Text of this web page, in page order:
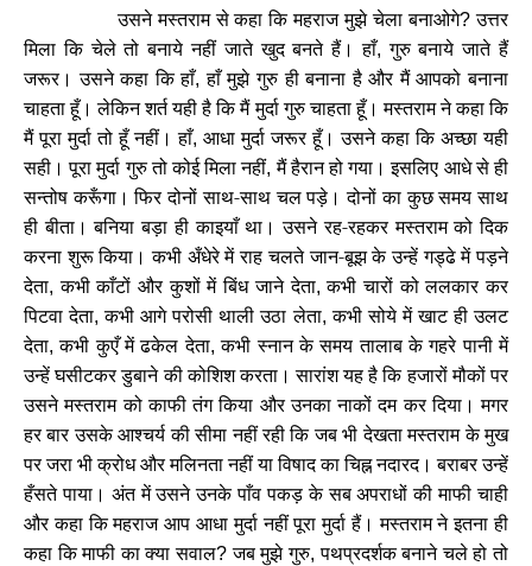
उसने मस्तराम से कहा कि महराज मुझे चेला बनाओगे?उत्तर
मिला कि चेले तो बनाये नहीं जाते खुद बनते हैं। हाँ,गुरु बनाये जाते हैं
जरूर। उसने कहा कि हाँ,हाँ मुझे गुरु ही बनाना है और मैं आपको बनाना
चाहता हूँ। लेकिन शर्त यही है कि मैं मुर्दा गुरु चाहता हूँ। मस्तराम ने कहा कि
मैं पूरा मुर्दा तो हूँ नहीं। हाँ, आधा मुर्दा जरूर हूँ। उसने कहा कि अच्छा यही
सही। पूरा मुर्दा गुरु तो कोई मिला नहीं,मैं हैरान हो गया। इसलिए आधे से ही
सन्तोष करूँगा। फिर दोनों साथ-साथ चल पड़े। दोनों का कुछ समय साथ
ही बीता। बनिया बड़ा ही काइयाँ था। उसने रह-रहकर मस्तराम को दिक
करना शुरू किया। कभी अँधेरे में राह चलते जान-बूझ के उन्हें गड्ढे में पड़ने
देता,कभी काँटों और कुशों में बिंध जाने देता,कभी चारों को ललकार कर
पिटवा देता,कभी आगे परोसी थाली उठा लेता,कभी सोये में खाट ही उलट
देता,कभी कुएँ में ढकेल देता,कभी स्नान के समय तालाब के गहरे पानी में
उन्हें घसीटकर डुबाने की कोशिश करता। सारांश यह है कि हजारों मौकों पर
उसने मस्तराम को काफी तंग किया और उनका नाकों दम कर दिया। मगर
हर बार उसके आश्चर्य की सीमा नहीं रही कि जब भी देखता मस्तराम के मुख
पर जरा भी क्रोध और मलिनता नहीं या विषाद का चिह्न नदारद। बराबर उन्हें
हँसते पाया। अंत में उसने उनके पाँव पकड़ के सब अपराधों की माफी चाही
और कहा कि महराज आप आधा मुर्दा नहीं पूरा मुर्दा हैं। मस्तराम ने इतना ही
कहा कि माफी का क्या सवाल?जब मुझे गुरु,पथप्रदर्शक बनाने चले हो तो